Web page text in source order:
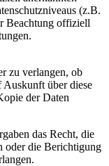
(z.B.
Beachtung offiziell
zu verlangen, ob
Auskunft über diese
der Daten
das Recht, die
oder die Berichtigung